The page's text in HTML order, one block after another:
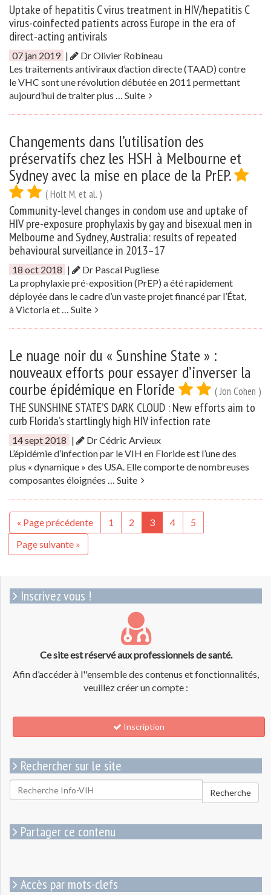
Uptake of hepatitis C virus treatment in HIV/hepatitis C
virus-coinfected patients across Europe in the era of
direct-acting antivirals
07 jan 2019 |
Dr Olivier Robineau
Les traitements antiviraux d’action directe (TAAD) contre
le VHC sont une révolution débutée en 2011 permettant
aujourd’hui de traiter plus … Suite
Changements dans l’utilisation des
préservatifs chez les HSH à Melbourne et
Sydney avec la mise en place de la PrEP.
( Holt M, et al. )
Community-level changes in condom use and uptake of
HIV pre-exposure prophylaxis by gay and bisexual men in
Melbourne and Sydney, Australia: results of repeated
behavioural surveillance in 2013–17
18 oct 2018 |
Dr Pascal Pugliese
La prophylaxie pré-exposition (PrEP) a été rapidement
déployée dans le cadre d’un vaste projet financé par l’État,
à Victoria et … Suite
Le nuage noir du « Sunshine State » :
nouveaux efforts pour essayer d’inverser la
courbe épidémique en Floride
( Jon Cohen )
THE SUNSHINE STATE’S DARK CLOUD : New efforts aim to
curb Florida’s startlingly high HIV infection rate
14 sept 2018 |
Dr Cédric Arvieux
L’épidémie d’infection par le VIH en Floride est l’une des
plus « dynamique » des USA. Elle comporte de nombreuses
composantes éloignées … Suite
« Page précédente 1 2 3 4
5
Page suivante »
Inscrivez vous !
Ce site est réservé aux professionnels de santé.
Afin d’accéder à l''ensemble des contenus et fonctionnalités,
veuillez créer un compte :
Inscription
Rechercher sur le site
Rechercher
pour
Recherche
Partager ce contenu
Accès par mots-clefs